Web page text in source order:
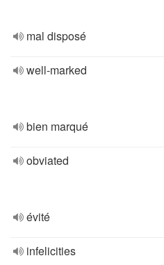
mal disposé
well-marked
bien marqué
obviated
évité
infelicities